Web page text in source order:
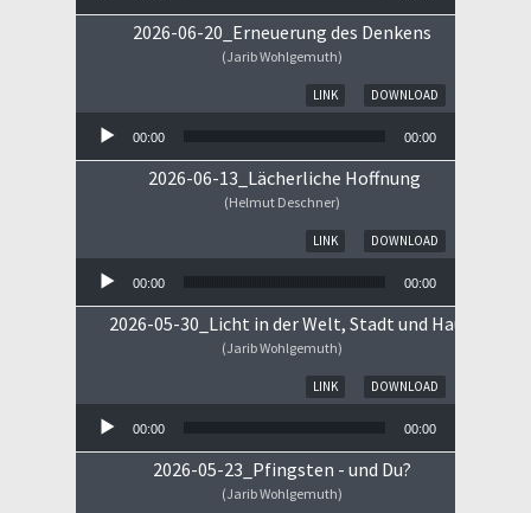
2026-06-20_Erneuerung des Denkens
(Jarib Wohlgemuth)
DOWNLOAD
LINK
00:00 00:00
2026-06-13_Lächerliche Hoffnung
(Helmut Deschner)
DOWNLOAD
LINK
00:00 00:00
2026-05-30_Licht in der Welt, Stadt und Haus
(Jarib Wohlgemuth)
DOWNLOAD
LINK
00:00 00:00
2026-05-23_Pfingsten - und Du?
(Jarib Wohlgemuth)